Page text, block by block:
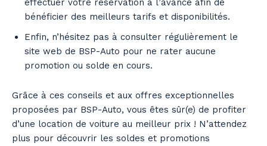
bénéficier des meilleurs tarifs et disponibilités.
Enfin, n’hésitez pas à consulter régulièrement le
site web de BSP-Auto pour ne rater aucune
promotion ou solde en cours.
Grâce à ces conseils et aux offres exceptionnelles
proposées par BSP-Auto, vous êtes sûr(e) de profiter
d’une location de voiture au meilleur prix ! N’attendez
plus pour découvrir les soldes et promotions